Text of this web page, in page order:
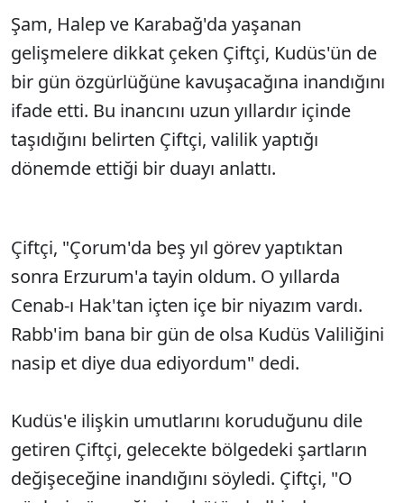
Şam, Halep ve Karabağ'da yaşanan
gelişmelere dikkat çeken Çiftçi, Kudüs'ün de
bir gün özgürlüğüne kavuşacağına inandığını
ifade etti. Bu inancını uzun yıllardır içinde
taşıdığını belirten Çiftçi, valilik yaptığı
dönemde ettiği bir duayı anlattı.
Çiftçi, "Çorum'da beş yıl görev yaptıktan
sonra Erzurum'a tayin oldum. O yıllarda
Cenab-ı Hak'tan içten içe bir niyazım vardı.
Rabb'im bana bir gün de olsa Kudüs Valiliğini
nasip et diye dua ediyordum" dedi.
Kudüs'e ilişkin umutlarını koruduğunu dile
getiren Çiftçi, gelecekte bölgedeki şartların
değişeceğine inandığını söyledi. Çiftçi, "O